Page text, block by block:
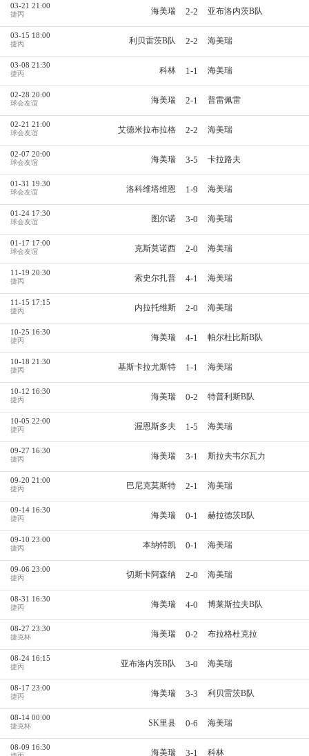
03-21 21:00
捷丙 海美瑞 2-2 亚布洛内茨B队
03-15 18:00
捷丙 利贝雷茨B队 2-2 海美瑞
03-08 21:30
捷丙 科林 1-1 海美瑞
02-28 20:00
球会友谊 海美瑞 2-1 普雷佩雷
02-21 21:00
球会友谊 艾德米拉布拉格 2-2 海美瑞
02-07 20:00
球会友谊 海美瑞 3-5 卡拉路夫
01-31 19:30
球会友谊 洛科维塔维恩 1-9 海美瑞
01-24 17:30
球会友谊 图尔诺 3-0 海美瑞
01-17 17:00
球会友谊 克斯莫诺西 2-0 海美瑞
11-19 20:30
捷丙 索史尔扎普 4-1 海美瑞
11-15 17:15
捷丙 内拉托维斯 2-0 海美瑞
10-25 16:30
捷丙 海美瑞 4-1 帕尔杜比斯B队
10-18 21:30
捷丙 基斯卡拉尤斯特 1-1 海美瑞
10-12 16:30
捷丙 海美瑞 0-2 特普利斯B队
10-05 22:00
捷丙 渥恩斯多夫 1-5 海美瑞
09-27 16:30
捷丙 海美瑞 3-1 斯拉夫韦尔瓦力
09-20 21:00
捷丙 巴尼克莫斯特 2-1 海美瑞
09-14 16:30
捷丙 海美瑞 0-1 赫拉德茨B队
09-10 23:00
捷丙 本纳特凯 0-1 海美瑞
09-06 23:00
捷丙 切斯卡阿森纳 2-0 海美瑞
08-31 16:30
捷丙 海美瑞 4-0 博莱斯拉夫B队
08-27 23:30
捷克杯 海美瑞 0-2 布拉格杜克拉
08-24 16:15
捷丙 亚布洛内茨B队 3-0 海美瑞
08-17 23:00
捷丙 海美瑞 3-3 利贝雷茨B队
08-14 00:00
捷克杯 SK里县 0-6 海美瑞
08-09 16:30
海美瑞 3-1 科林